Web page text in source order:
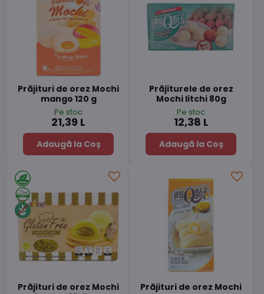
Prăjituri de orez Mochi
mango 120 g
Pe stoc
21,39 L
Adaugă la Coș
Prăjiturele de orez
Mochi litchi 80g
Pe stoc
12,38 L
Adaugă la Coș
Prăjituri de orez Mochi
Prăjituri de orez Mochi